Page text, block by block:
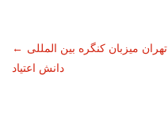
← تهران میزبان کنگره بین المللی
دانش اعتیاد